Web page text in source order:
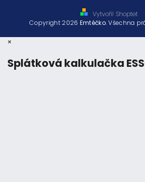
Vytvořil Shoptet
Copyright 2026 Emtéčko. Všechna
×
Splátková kalkulačka